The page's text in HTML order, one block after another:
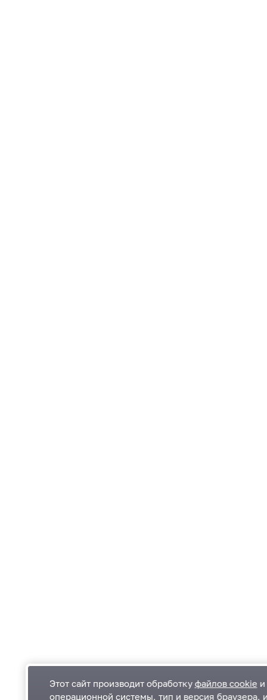
Этот сайт производит обработку файлов cookie
операционной системы, тип и версия браузера,